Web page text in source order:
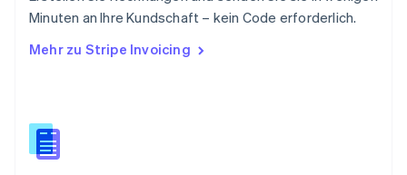
Minuten an Ihre Kundschaft – kein Code erforderlich.
Mehr zu Stripe Invoicing
Slowakei
Slowenien
English
Spanien